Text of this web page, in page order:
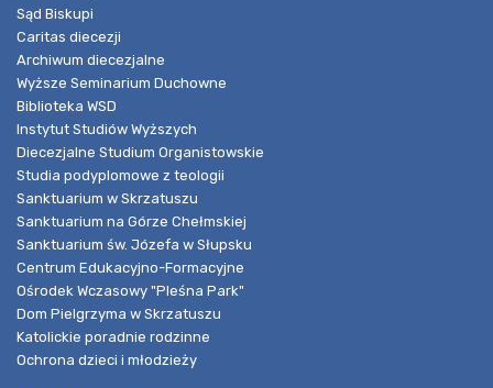
Sąd Biskupi
Caritas diecezji
Archiwum diecezjalne
Wyższe Seminarium Duchowne
Biblioteka WSD
Instytut Studiów Wyższych
Diecezjalne Studium Organistowskie
Studia podyplomowe z teologii
Sanktuarium w Skrzatuszu
Sanktuarium na Górze Chełmskiej
Sanktuarium św. Józefa w Słupsku
Centrum Edukacyjno-Formacyjne
Ośrodek Wczasowy "Pleśna Park"
Dom Pielgrzyma w Skrzatuszu
Katolickie poradnie rodzinne
Ochrona dzieci i młodzieży